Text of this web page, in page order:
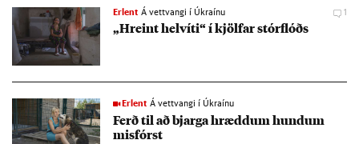
Erlent Á vettvangi í Úkraínu 1
„Hreint hel­víti“ í kjöl­far stór­flóðs
Erlent Á vettvangi í Úkraínu
Ferð til að bjarga hrædd­um hund­um
mis­fórst